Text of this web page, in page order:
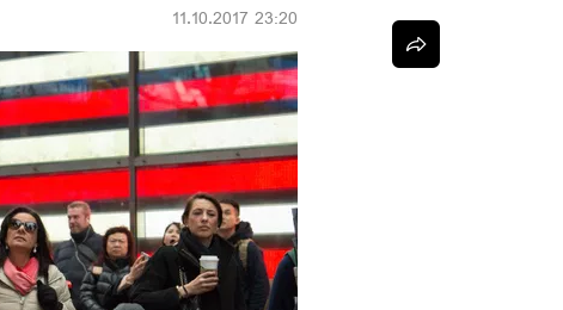
23:20 11.10.2017